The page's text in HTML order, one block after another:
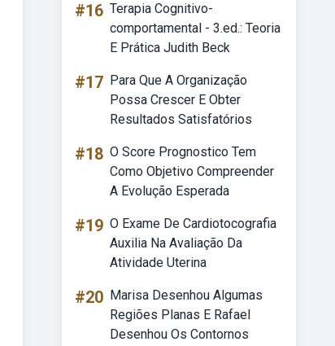
#16 Terapia Cognitivo-
comportamental - 3.ed.: Teoria
E Prática Judith Beck
#17 Para Que A Organização
Possa Crescer E Obter
Resultados Satisfatórios
#18 O Score Prognostico Tem
Como Objetivo Compreender
A Evolução Esperada
#19 O Exame De Cardiotocografia
Auxilia Na Avaliação Da
Atividade Uterina
#20 Marisa Desenhou Algumas
Regiões Planas E Rafael
Desenhou Os Contornos